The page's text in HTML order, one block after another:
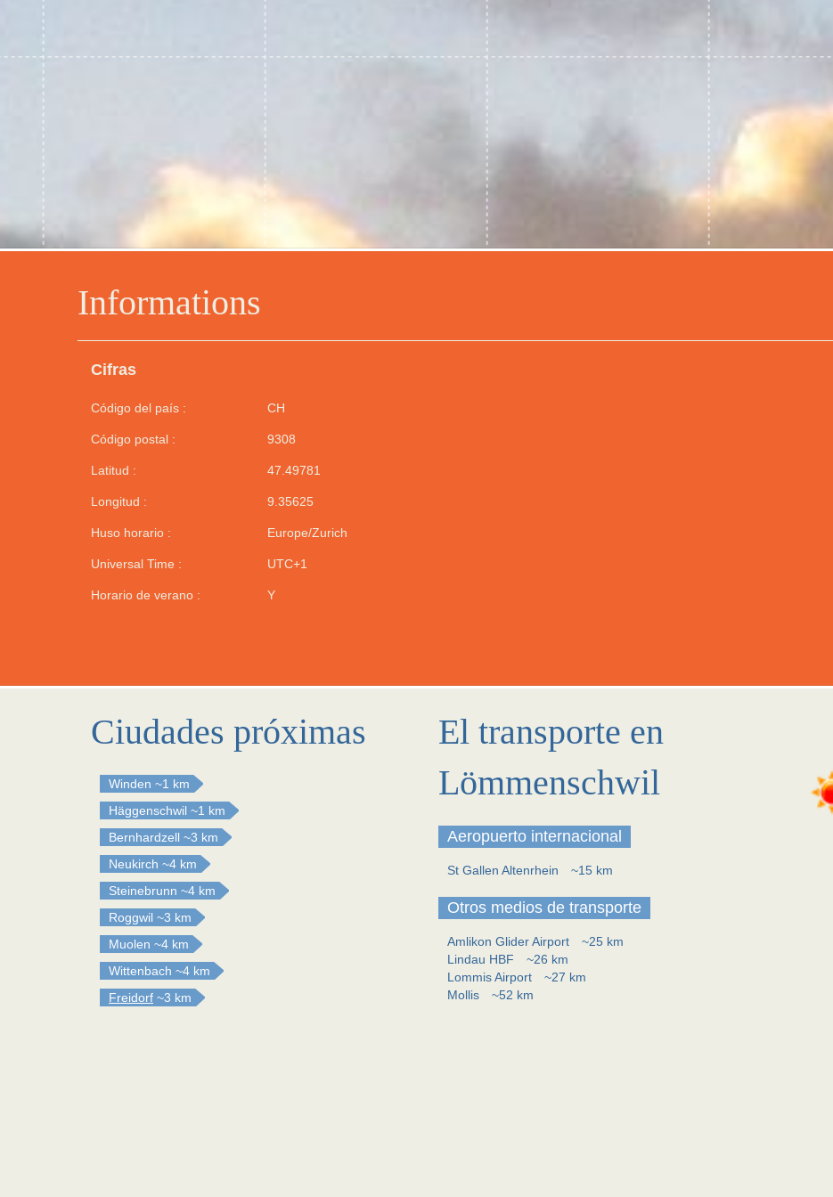
Informations
Cifras
Código del país : CH
Código postal : 9308
Latitud : 47.49781
Longitud : 9.35625
Huso horario : Europe/Zurich
Universal Time : UTC+1
Horario de verano : Y
Ciudades próximas
Winden ~1 km
Häggenschwil ~1 km
Bernhardzell ~3 km
Neukirch ~4 km
Steinebrunn ~4 km
Roggwil ~3 km
Muolen ~4 km
Wittenbach ~4 km
Freidorf ~3 km
El transporte en
Lömmenschwil
Aeropuerto internacional
St Gallen Altenrhein ~15 km
Otros medios de transporte
Amlikon Glider Airport
~25 km
Lindau HBF
~26 km
Lommis Airport
~27 km
Mollis
~52 km